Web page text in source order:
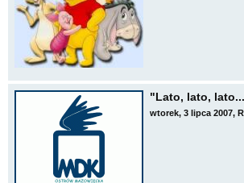
"Lato, lato,
wtorek, 3 lipca 2007,